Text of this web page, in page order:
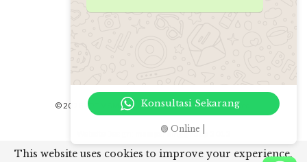
© 2026 - PT.MSM Tiga Matra Satra. All Rights Reserved.
msmparkinggroup 2012
This website uses cookies to improve your experience.
Konsultasi Sekarang
🟢 Online |